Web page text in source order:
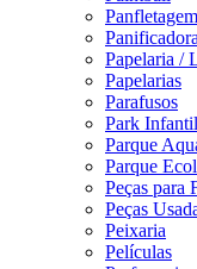
Panificadora
Papelaria /
Papelarias
Parafusos
Park Infantil
Parque
Parque
Peças para
Peças
Peixaria
Películas